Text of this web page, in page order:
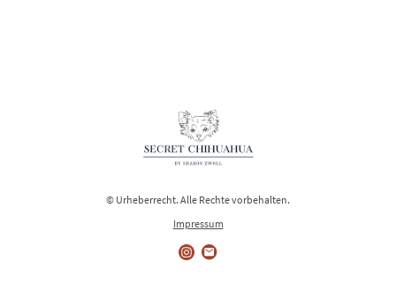
© Urheberrecht. Alle Rechte vorbehalten.
Impressum